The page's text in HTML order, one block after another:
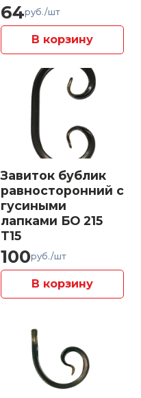
64руб./шт
В корзину
Завиток бублик
равносторонний с
гусиными
лапками БО 215
Т15
100руб./шт
В корзину